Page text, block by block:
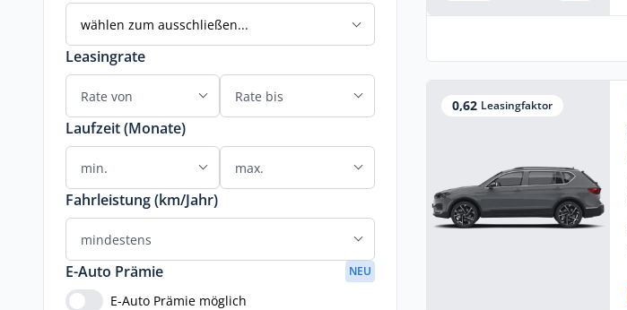
wählen zum ausschließen...
Leasingrate
Laufzeit (Monate)
Fahrleistung (km/Jahr)
E-Auto Prämie NEU
E-Auto Prämie möglich
0,62 Leasingfaktor